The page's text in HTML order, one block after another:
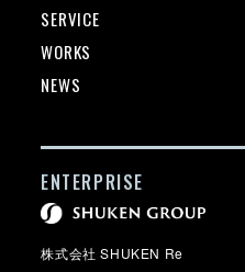
SERVICE
WORKS
NEWS
ENTERPRISE
株式会社 SHUKEN Re